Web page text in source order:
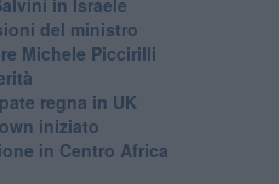
del ministro
Michele Piccirilli
regna in UK
iniziato
in Centro Africa